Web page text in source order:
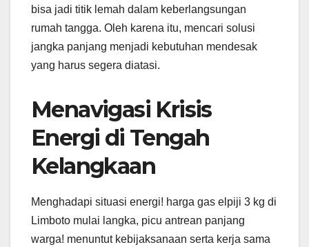
bisa jadi titik lemah dalam keberlangsungan
rumah tangga. Oleh karena itu, mencari solusi
jangka panjang menjadi kebutuhan mendesak
yang harus segera diatasi.
Menavigasi Krisis
Energi di Tengah
Kelangkaan
Menghadapi situasi energi! harga gas elpiji 3 kg di
Limboto mulai langka, picu antrean panjang
warga! menuntut kebijaksanaan serta kerja sama